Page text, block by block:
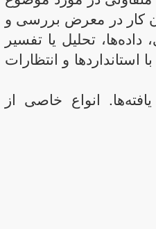
کار در معرض بررسی و
تحلیل یا تفسیر
و انتظارات
انواع خاصی از